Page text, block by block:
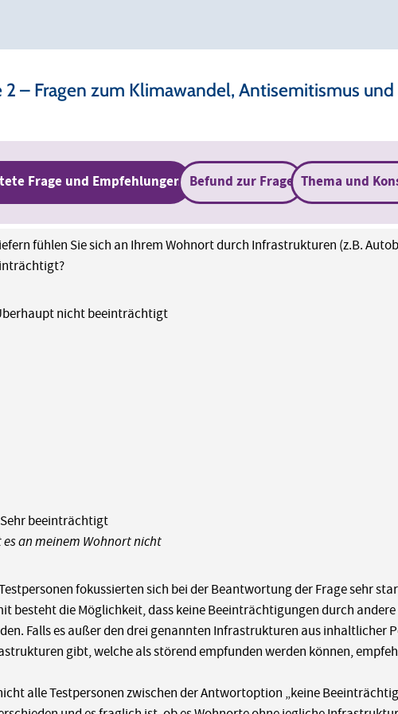
– Fragen zum Klimawandel, Antisemitismus
Frage und Empfehlungen Befund zur Frage Thema und
fühlen Sie sich an Ihrem Wohnort durch Infrastrukturen (z.B.
nicht beeinträchtigt
Sehr beeinträchtigt
es an meinem Wohnort nicht
fokussierten sich bei der Beantwortung der Frage sehr
besteht die Möglichkeit, dass keine Beeinträchtigungen durch
Falls es außer den drei genannten Infrastrukturen aus inhaltlicher
gibt, welche als störend empfunden werden können,
alle Testpersonen zwischen der Antwortoption „keine